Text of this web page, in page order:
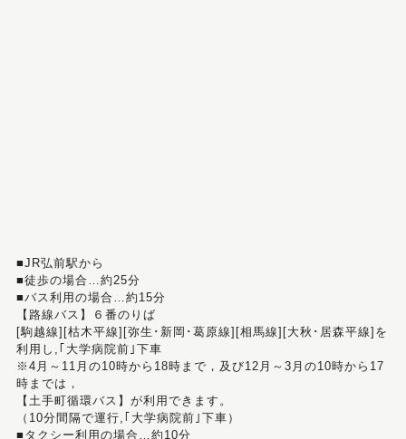
■JR弘前駅から
■徒歩の場合…約25分
■バス利用の場合…約15分
【路線バス】６番のりば
[駒越線][枯木平線][弥生･新岡･葛原線][相馬線][大秋･居森平線]を
利用し,｢大学病院前｣下車
※4月～11月の10時から18時まで，及び12月～3月の10時から17
時までは，
【土手町循環バス】が利用できます。
（10分間隔で運行,｢大学病院前｣下車）
■タクシー利用の場合…約10分